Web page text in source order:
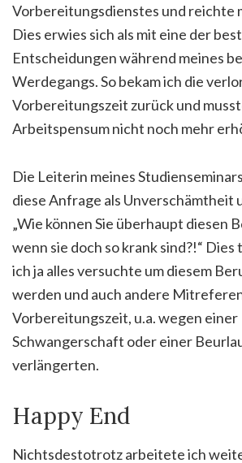
Vorbereitungsdienstes und reichte
Dies erwies sich als mit eine der
Entscheidungen während meines
Werdegangs. So bekam ich die
Vorbereitungszeit zurück und
Arbeitspensum nicht noch mehr
Die Leiterin meines
diese Anfrage als Unverschämtheit
„Wie können Sie überhaupt diesen
wenn sie doch so krank sind?!“ Dies
ich ja alles versuchte um diesem
werden und auch andere
Vorbereitungszeit, u.a. wegen einer
Schwangerschaft oder einer
verlängerten.
Happy End
Nichtsdestotrotz arbeitete ich